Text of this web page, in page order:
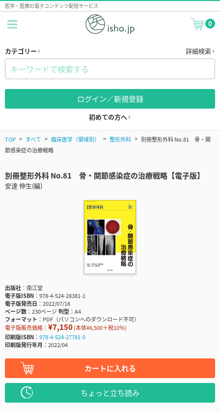
医学・医療の電子コンテンツ配信サービス
0
カテゴリー 詳細検索
ログイン／新規登録
初めての方へ
TOP すべて 臨床医学（領域別） 整形外科
別冊整形外科 No.81 骨・関
節感染症の治療戦略
別冊整形外科 No.81 骨・関節感染症の治療戦略【電子版】
安達 伸生(編)
出版社
南江堂
電子版ISBN
978-4-524-28381-1
電子版発売日
2022/07/18
ページ数
230ページ判型
A4
フォーマット
PDF（パソコンへのダウンロード不可）
電子版販売価格： ¥7,150(本体¥6,500＋税10％)
印刷版ISBN
978-4-524-27781-0
印刷版発行年月
2022/04
カートに入れる
ちょっと立ち読み